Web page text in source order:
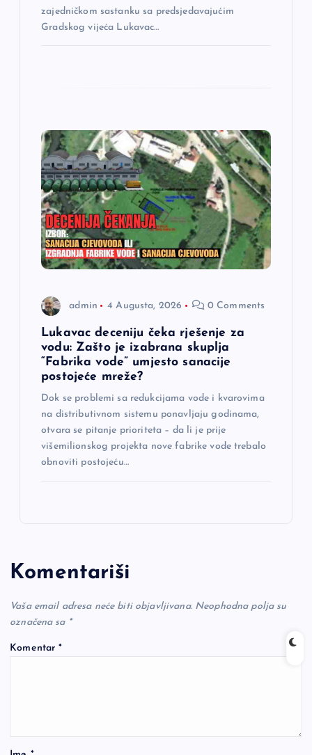
zajedničkom sastanku sa predsjedavajućim
Gradskog vijeća Lukavac…
admin 4 Augusta, 2026 0 Comments
Lukavac deceniju čeka rješenje za
vodu: Zašto je izabrana skuplja
“Fabrika vode” umjesto sanacije
postojeće mreže?
Dok se problemi sa redukcijama vode i kvarovima
na distributivnom sistemu ponavljaju godinama,
otvara se pitanje prioriteta – da li je prije
višemilionskog projekta nove fabrike vode trebalo
obnoviti postojeću…
Komentariši
Vaša email adresa neće biti objavljivana. Neophodna polja su
označena sa *
Komentar*